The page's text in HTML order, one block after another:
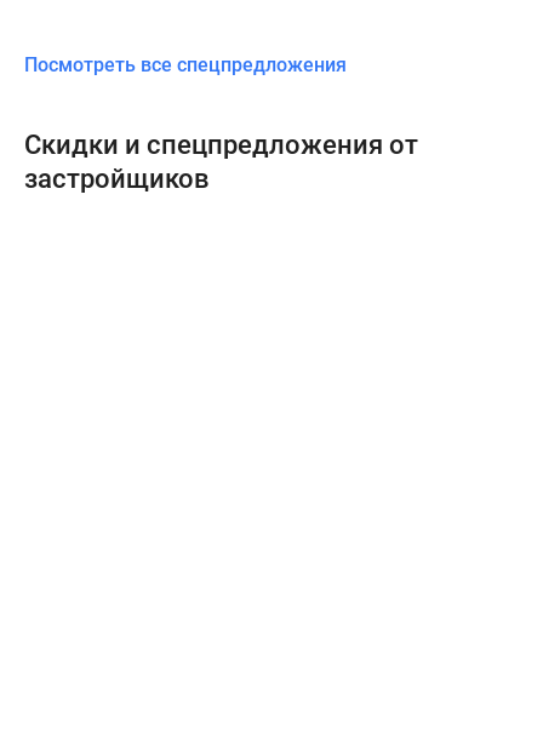
Посмотреть все спецпредложения
Скидки и спецпредложения от
застройщиков